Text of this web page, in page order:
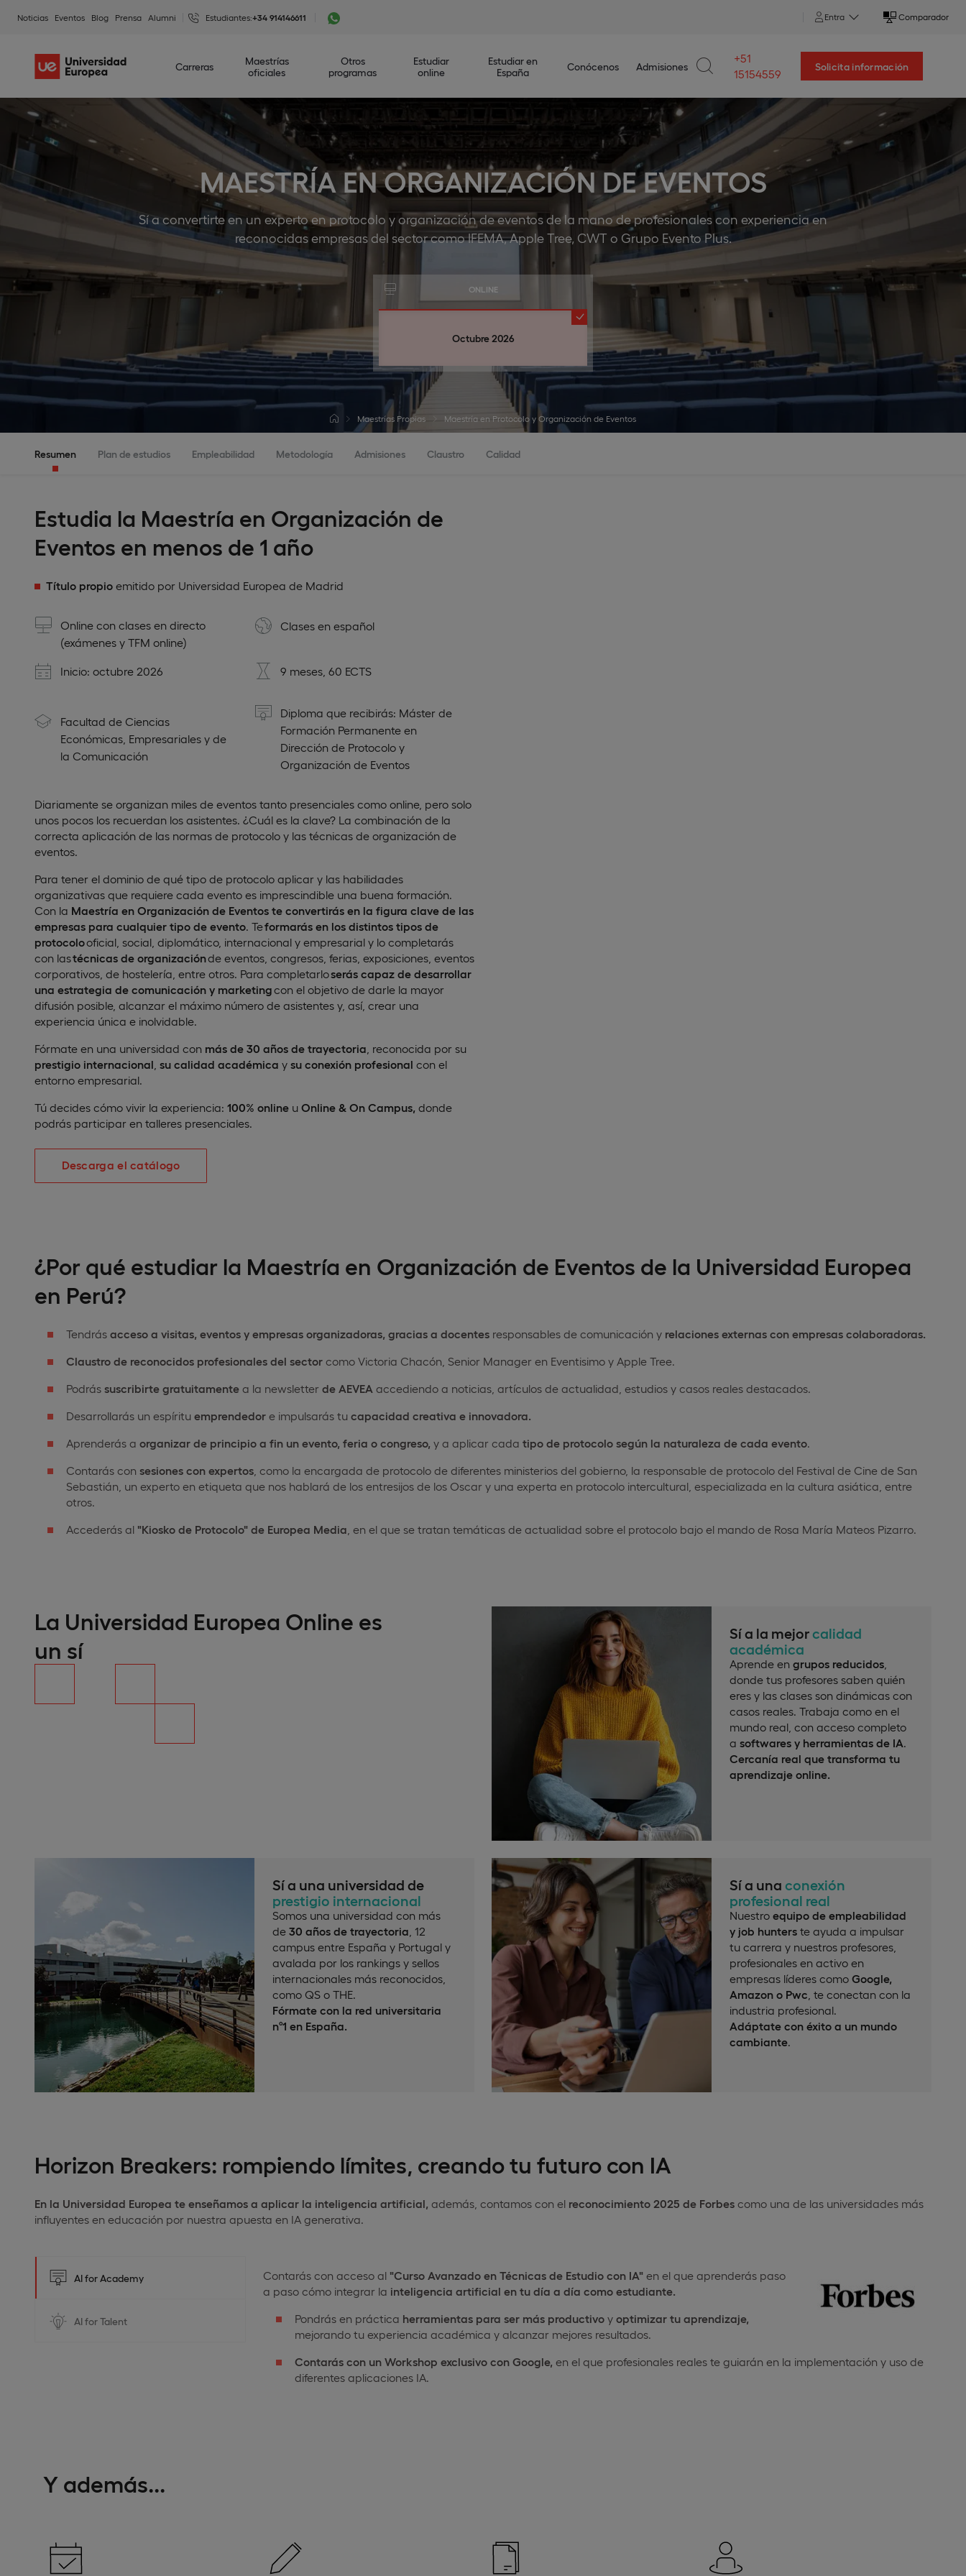
Noticias Eventos Blog Prensa Alumni Estudiantes:+34 914146611 Entra Comparador
Carreras
Maestrías
oficiales
Otros
programas
Estudiar
online
Estudiar en
España
Conócenos Admisiones
+51
15154559
Solicita información
MAESTRÍA EN ORGANIZACIÓN DE EVENTOS
Sí a convertirte en un experto en protocolo y organización de eventos de la mano de profesionales con experiencia en
reconocidas empresas del sector como IFEMA, Apple Tree, CWT o Grupo Evento Plus.
ONLINE
Octubre 2026
Maestrías Propias Maestría en Protocolo y Organización de Eventos
Resumen Plan de estudios Empleabilidad Metodología Admisiones Claustro Calidad
Estudia la Maestría en Organización de
Eventos en menos de 1 año
Título propio emitido por Universidad Europea de Madrid
Online con clases en directo
(exámenes y TFM online)
Clases en español
Inicio: octubre 2026 9 meses, 60 ECTS
Facultad de Ciencias
Económicas, Empresariales y de
la Comunicación
Diploma que recibirás: Máster de
Formación Permanente en
Dirección de Protocolo y
Organización de Eventos
Diariamente se organizan miles de eventos tanto presenciales como online, pero solo
unos pocos los recuerdan los asistentes. ¿Cuál es la clave? La combinación de la
correcta aplicación de las normas de protocolo y las técnicas de organización de
eventos.
Para tener el dominio de qué tipo de protocolo aplicar y las habilidades
organizativas que requiere cada evento es imprescindible una buena formación.
Con la Maestría en Organización de Eventos te convertirás en la figura clave de las
empresas para cualquier tipo de evento. Teformarás en los distintos tipos de
protocolooficial, social, diplomático, internacional y empresarial y lo completarás
con lastécnicas de organizaciónde eventos, congresos, ferias, exposiciones, eventos
corporativos, de hostelería, entre otros. Para completarloserás capaz de desarrollar
una estrategia de comunicación y marketingcon el objetivo de darle la mayor
difusión posible, alcanzar el máximo número de asistentes y, así, crear una
experiencia única e inolvidable.
Fórmate en una universidad con más de 30 años de trayectoria , reconocida por su
prestigio internacional su calidad académica y su conexión profesional con el
entorno empresarial.
Tú decides cómo vivir la experiencia: 100% online u Online & On Campus, donde
podrás participar en talleres presenciales.
Descarga el catálogo
¿Por qué estudiar la Maestría en Organización de Eventos de la Universidad Europea
en Perú?
Tendrás acceso a visitas, eventos y empresas organizadoras, gracias a docentes responsables de comunicación y relaciones externas con empresas colaboradoras.
Claustro de reconocidos profesionales del sector como Victoria Chacón, Senior Manager en Eventisimo y Apple Tree.
Podrás suscribirte gratuitamente a la newsletter de AEVEA accediendo a noticias, artículos de actualidad, estudios y casos reales destacados.
Desarrollarás un espíritu emprendedor e impulsarás tu capacidad creativa e innovadora.
Aprenderás a organizar de principio a fin un evento, feria o congreso, y a aplicar cada tipo de protocolo según la naturaleza de cada evento.
Contarás con sesiones con expertos , como la encargada de protocolo de diferentes ministerios del gobierno, la responsable de protocolo del Festival de Cine de San
Sebastián, un experto en etiqueta que nos hablará de los entresijos de los Oscar y una experta en protocolo intercultural, especializada en la cultura asiática, entre
otros.
Accederás al "Kiosko de Protocolo" de Europea Media , en el que se tratan temáticas de actualidad sobre el protocolo bajo el mando de Rosa María Mateos Pizarro.
La Universidad Europea Online es
un sí
Sí a la mejorcalidad
académica
Aprende en grupos reducidos
donde tus profesores saben quién
eres y las clases son dinámicas con
casos reales. Trabaja como en el
mundo real, con acceso completo
a softwares y herramientas de IA.
Cercanía real que transforma tu
aprendizaje online.
Sí a una universidad de
prestigio internacional
Somos una universidad con más
de 30 años de trayectoria , 12
campus entre España y Portugal y
avalada por los rankings y sellos
internacionales más reconocidos,
como QS o THE.
Fórmate con la red universitaria
nº1 en España.
Sí a una conexión
profesional real
Nuestro equipo de empleabilidad
y job hunters te ayuda a impulsar
tu carrera y nuestros profesores,
profesionales en activo en
empresas líderes como Google,
Amazon o Pwc , te conectan con la
industria profesional.
Adáptate con éxito a un mundo
cambiante.
Horizon Breakers: rompiendo límites, creando tu futuro con IA
En la Universidad Europea te enseñamos a aplicar la inteligencia artificial, además, contamos con el reconocimiento 2025 de Forbes como una de las universidades más
influyentes en educación por nuestra apuesta en IA generativa.
AI for Academy
AI for Talent
Contarás con acceso al "Curso Avanzado en Técnicas de Estudio con IA" en el que aprenderás paso
a paso cómo integrar la inteligencia artificial en tu día a día como estudiante.
Pondrás en práctica herramientas para ser más productivo y optimizar tu aprendizaje,
mejorando tu experiencia académica y alcanzar mejores resultados.
Contarás con un Workshop exclusivo con Google, en el que profesionales reales te guiarán en la implementación y uso de
diferentes aplicaciones IA.
Y además...